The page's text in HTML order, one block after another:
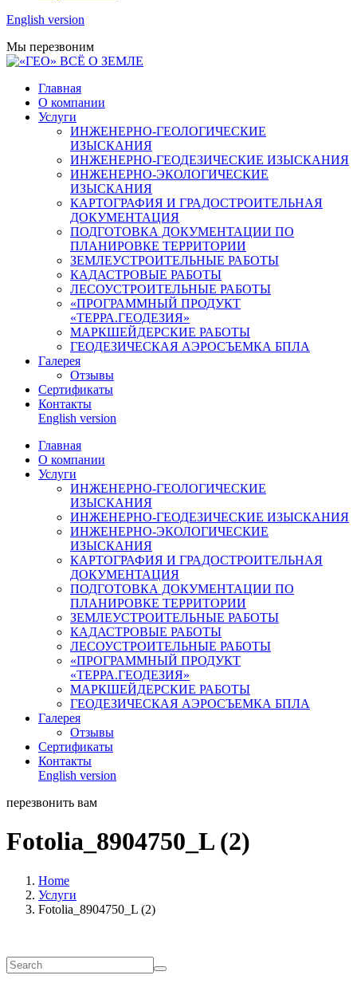
English version
Мы перезвоним
Главная
О компании
Услуги
ИНЖЕНЕРНО-ГЕОЛОГИЧЕСКИЕ
ИЗЫСКАНИЯ
ИНЖЕНЕРНО-ГЕОДЕЗИЧЕСКИЕ ИЗЫСКАНИЯ
ИНЖЕНЕРНО-ЭКОЛОГИЧЕСКИЕ
ИЗЫСКАНИЯ
КАРТОГРАФИЯ И ГРАДОСТРОИТЕЛЬНАЯ
ДОКУМЕНТАЦИЯ
ПОДГОТОВКА ДОКУМЕНТАЦИИ ПО
ПЛАНИРОВКЕ ТЕРРИТОРИИ
ЗЕМЛЕУСТРОИТЕЛЬНЫЕ РАБОТЫ
КАДАСТРОВЫЕ РАБОТЫ
ЛЕСОУСТРОИТЕЛЬНЫЕ РАБОТЫ
«ПРОГРАММНЫЙ ПРОДУКТ
«ТЕРРА.ГЕОДЕЗИЯ»
МАРКШЕЙДЕРСКИЕ РАБОТЫ
ГЕОДЕЗИЧЕСКАЯ АЭРОСЪЕМКА БПЛА
Галерея
Отзывы
Сертификаты
Контакты
English version
Главная
О компании
Услуги
ИНЖЕНЕРНО-ГЕОЛОГИЧЕСКИЕ
ИЗЫСКАНИЯ
ИНЖЕНЕРНО-ГЕОДЕЗИЧЕСКИЕ ИЗЫСКАНИЯ
ИНЖЕНЕРНО-ЭКОЛОГИЧЕСКИЕ
ИЗЫСКАНИЯ
КАРТОГРАФИЯ И ГРАДОСТРОИТЕЛЬНАЯ
ДОКУМЕНТАЦИЯ
ПОДГОТОВКА ДОКУМЕНТАЦИИ ПО
ПЛАНИРОВКЕ ТЕРРИТОРИИ
ЗЕМЛЕУСТРОИТЕЛЬНЫЕ РАБОТЫ
КАДАСТРОВЫЕ РАБОТЫ
ЛЕСОУСТРОИТЕЛЬНЫЕ РАБОТЫ
«ПРОГРАММНЫЙ ПРОДУКТ
«ТЕРРА.ГЕОДЕЗИЯ»
МАРКШЕЙДЕРСКИЕ РАБОТЫ
ГЕОДЕЗИЧЕСКАЯ АЭРОСЪЕМКА БПЛА
Галерея
Отзывы
Сертификаты
Контакты
English version
перезвонить вам
Fotolia_8904750_L (2)
Home
Услуги
Fotolia_8904750_L (2)